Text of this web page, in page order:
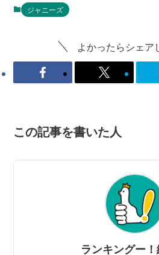
ジャニーズ
よかったらシェア
この記事を書いた人
ランキングー